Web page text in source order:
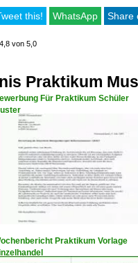
this! WhatsApp Share
von 5,0
Praktikum
Für Praktikum Schüler
Praktikum Vorlage